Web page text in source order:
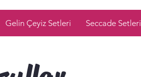
Gelin Çeyiz Setleri Seccade Setleri